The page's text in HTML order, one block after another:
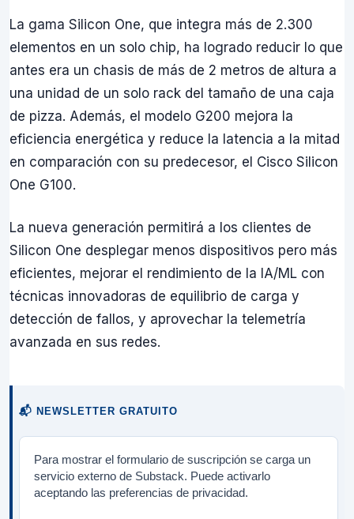
La gama Silicon One, que integra más de 2.300
elementos en un solo chip, ha logrado reducir lo que
antes era un chasis de más de 2 metros de altura a
una unidad de un solo rack del tamaño de una caja
de pizza. Además, el modelo G200 mejora la
eficiencia energética y reduce la latencia a la mitad
en comparación con su predecesor, el Cisco Silicon
One G100.
La nueva generación permitirá a los clientes de
Silicon One desplegar menos dispositivos pero más
eficientes, mejorar el rendimiento de la IA/ML con
técnicas innovadoras de equilibrio de carga y
detección de fallos, y aprovechar la telemetría
avanzada en sus redes.
📬 NEWSLETTER GRATUITO
Para mostrar el formulario de suscripción se carga un
servicio externo de Substack. Puede activarlo
aceptando las preferencias de privacidad.